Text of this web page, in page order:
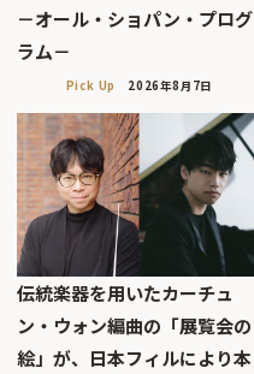
－オール・ショパン・プログ
ラム－
Pick Up 2026年8月7日
伝統楽器を用いたカーチュ
ン・ウォン編曲の「展覧会の
絵」が、日本フィルにより本